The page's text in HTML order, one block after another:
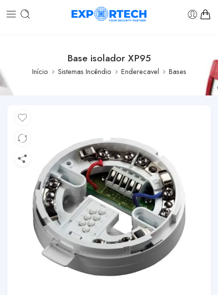
Base isolador XP95
Início Sistemas Incêndio Enderecavel Bases